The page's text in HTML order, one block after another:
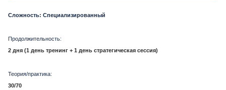
Сложность: Специализированный
Продолжительность:
2 дня (1 день тренинг + 1 день стратегическая сессия)
Теория/практика:
30/70